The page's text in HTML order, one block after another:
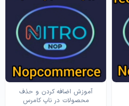
آموزش اضافه کردن و حذف
محصولات در ناپ کامرس